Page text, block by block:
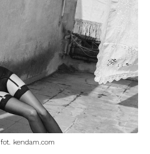
fot. kendam.com